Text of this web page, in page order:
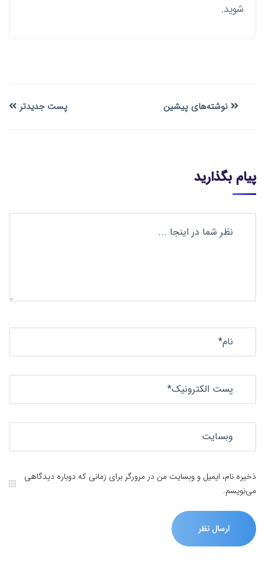
شوید.
نوشته‌های پیشین پست جدیدتر
پیام بگذارید
ذخیره نام، ایمیل و وبسایت من در مرورگر برای زمانی که دوباره دیدگاهی
می‌نویسم.